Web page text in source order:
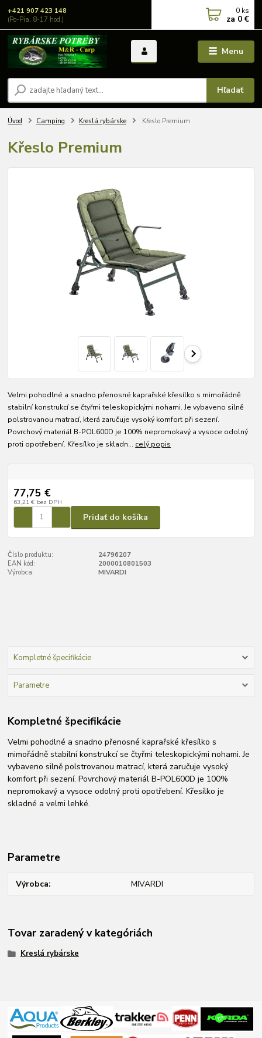
Menu
Hľadať
+421 907 423 148
(Po-Pia, 8-17 hod.)
0 ks
za 0 €
Úvod Camping Kreslá rybárske Křeslo Premium
Křeslo Premium
Velmi pohodlné a snadno přenosné kaprařské křesílko s mimořádně
stabilní konstrukcí se čtyřmi teleskopickými nohami. Je vybaveno silně
polstrovanou matrací, která zaručuje vysoký komfort při sezení.
Povrchový materiál B-POL600D je 100% nepromokavý a vysoce odolný
proti opotřebení. Křesílko je skladn... celý popis
77,75 €
63,21 € bez DPH
Pridať do košíka
Číslo produktu:
24796207
EAN kód:
2000010801503
Výrobca:
MIVARDI
Kompletné špecifikácie
Parametre
Kompletné špecifikácie
Velmi pohodlné a snadno přenosné kaprařské křesílko s
mimořádně stabilní konstrukcí se čtyřmi teleskopickými nohami. Je
vybaveno silně polstrovanou matrací, která zaručuje vysoký
komfort při sezení. Povrchový materiál B-POL600D je 100%
nepromokavý a vysoce odolný proti opotřebení. Křesílko je
skladné a velmi lehké.
Parametre
Výrobca MIVARDI
Tovar zaradený v kategóriách
Kreslá rybárske